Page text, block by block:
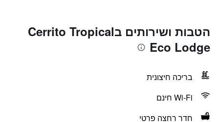
הטבות ושירותים בCerrito Tropical
Eco Lodge
בריכה חיצונית
Wi-Fi חינם
חדר רחצה פרטי